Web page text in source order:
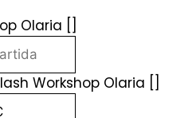
Olaria []
Workshop Olaria []